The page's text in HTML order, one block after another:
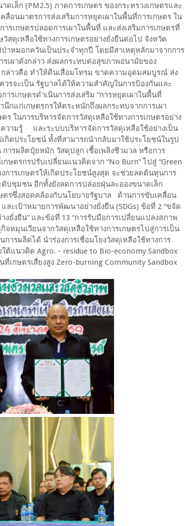
ล็ก (PM2.5) ภาคการเกษตร ของกระทรวงเกษตรและ
นมาตรการส่งเสริมการหยุดเผาในพื้นที่การเกษตร ใน
รเกษตรปลอดการเผาในพื้นที่ และส่งเสริมการเกษตรที่
ดุเหลือใช้ทางการเกษตรอย่างยั่งยืนต่อไป จังหวัด
หมอกควันเป็นประจำทุกปี โดยมีสาเหตุหลักมาจากการ
เผาดังกล่าว ส่งผลกระทบต่อสุขภาพอนามัยของ
ล่าวคือ ทำให้ดินเสื่อมโทรม ขาดความอุดมสมบูรณ์ ส่ง
รจะเป็น รัฐบาลได้ให้ความสำคัญในการป้องกันและ
รเกษตรดำเนินการส่งเสริม “การหยุดเผาในพื้นที่
นึกแก่เกษตรกรให้ตระหนักถึงผลกระทบจากการเผา
ร ในการบริหารจัดการวัสดุเหลือใช้ทางการเกษตรอย่าง
วามรู้ และระบบบริหารจัดการวัสดุเหลือใช้อย่างเป็น
ดประโยชน์ ทั้งที่สามารถนำกลับมาใช้ประโยชน์ในรูป
รผลิตปุ๋ยหมัก วัสดุปลูก เชื้อเพลิงชีวมวล หรือการ
ษตรกรปรับเปลี่ยนแนวคิดจาก “No Burn” ไปสู่ “Green
การเกษตรให้เกิดประโยชน์สูงสุด จะช่วยลดต้นทุนการ
บชุมชน อีกทั้งยังลดการปล่อยฝุ่นละอองขนาดเล็ก
ตรซึ่งสอดคล้องกับนโยบายรัฐบาล ด้านการขับเคลื่อน
ละเป้าหมายการพัฒนาอย่างยั่งยืน (SDGs) ข้อที่ 2 “ขจัด
ยั่งยืน” และข้อที่ 13 “การรับมือการเปลี่ยนแปลงสภาพ
หมุนเวียนจากวัสดุเหลือใช้ทางการเกษตรไปสู่การเป็น
รผลิตได้ นำร่องการเชื่อมโยงวัสดุเหลือใช้ทางการ
แนวคิด Agro. - residue to Bio-economy Sandbox
เกษตรเสี่ยงสูง Zero-burning Community Sandbox